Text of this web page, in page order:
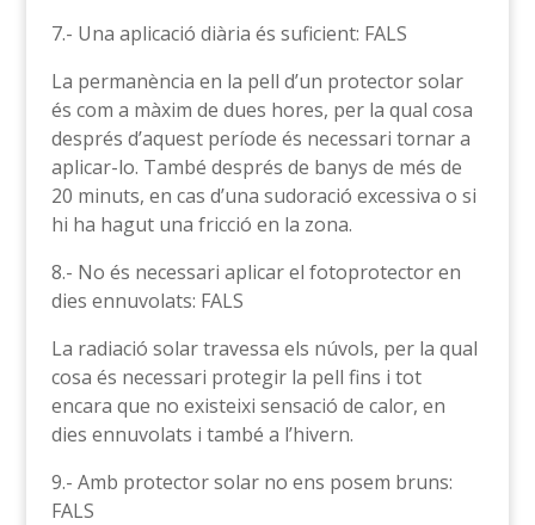
7.- Una aplicació diària és suficient: FALS
La permanència en la pell d’un protector solar
és com a màxim de dues hores, per la qual cosa
després d’aquest període és necessari tornar a
aplicar-lo. També després de banys de més de
20 minuts, en cas d’una sudoració excessiva o si
hi ha hagut una fricció en la zona.
8.- No és necessari aplicar el fotoprotector en
dies ennuvolats: FALS
La radiació solar travessa els núvols, per la qual
cosa és necessari protegir la pell fins i tot
encara que no existeixi sensació de calor, en
dies ennuvolats i també a l’hivern.
9.- Amb protector solar no ens posem bruns:
FALS